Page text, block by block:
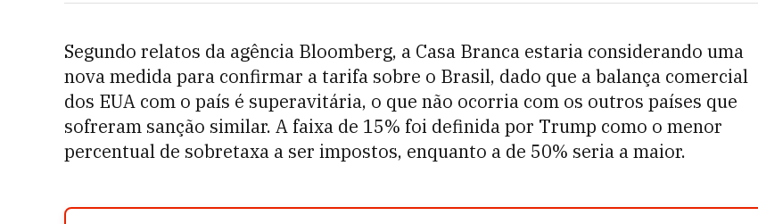
Segundo relatos da agência Bloomberg, a Casa Branca estaria considerando uma
nova medida para confirmar a tarifa sobre o Brasil, dado que a balança comercial
dos EUA com o país é superavitária, o que não ocorria com os outros países que
sofreram sanção similar. A faixa de 15% foi definida por Trump como o menor
percentual de sobretaxa a ser impostos, enquanto a de 50% seria a maior.